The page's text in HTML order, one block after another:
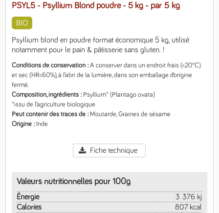
PSYL5 - Psyllium Blond poudre - 5 kg - par 5 kg
BIO
Psyllium blond en poudre format économique 5 kg, utilisé
notamment pour le pain & pâtisserie sans gluten. !
Conditions de conservation
A conserver dans un endroit frais (<20°C)
et sec (HR<60%), à l’abri de la lumière, dans son emballage d’origine
fermé.
Composition, ingrédients
Psyllium* (Plantago ovata)
*issu de l’agriculture biologique
Peut contenir des traces de
Moutarde, Graines de sésame
Origine
Inde
Fiche technique
Valeurs nutritionnelles pour 100g
Énergie
3 376 kj
Calories
807 kcal